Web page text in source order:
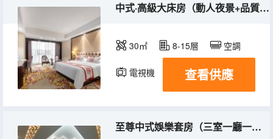
中式·高級大床房（動人夜景+品質好眠）
30㎡ 8-15層 空調
電視機 查看供應
至尊中式娛樂套房（三室一廳一廚三衞+娛樂麻將+浴缸）